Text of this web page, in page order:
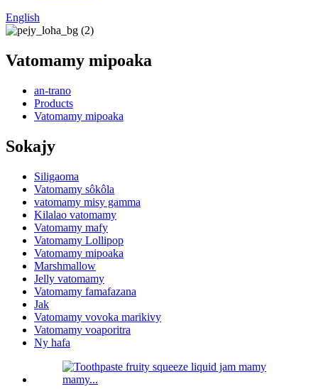
English
Vatomamy mipoaka
an-trano
Products
Vatomamy mipoaka
Sokajy
Siligaoma
Vatomamy sôkôla
vatomamy misy gamma
Kilalao vatomamy
Vatomamy mafy
Vatomamy Lollipop
Vatomamy mipoaka
Marshmallow
Jelly vatomamy
Vatomamy famafazana
Jak
Vatomamy vovoka marikivy
Vatomamy voaporitra
Ny hafa